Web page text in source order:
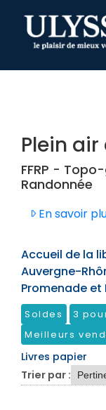
TEST
Plein
FFRP -
Randonnée
En savoir
Accueil de la
Auvergne-
Promenade et
Soldes 3
Meilleurs
Livres papier
Trier par :